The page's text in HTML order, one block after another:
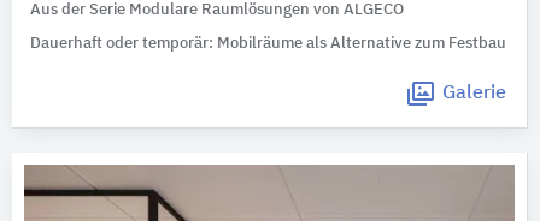
Aus der Serie Modulare Raumlösungen von ALGECO
Dauerhaft oder temporär: Mobilräume als Alternative zum Festbau
Galerie